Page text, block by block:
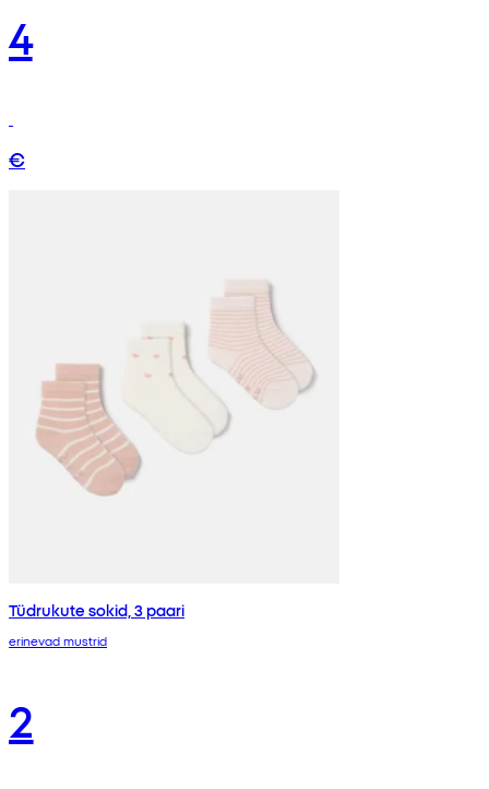
4
€
Tüdrukute sokid, 3 paari
erinevad mustrid
2